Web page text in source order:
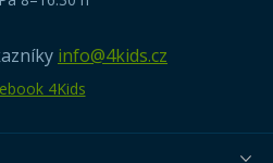
info@4kids.cz
4Kids